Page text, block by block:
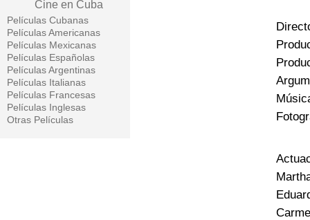
Cine en Cuba
Películas Cubanas
Películas Americanas
Películas Mexicanas
Películas Españolas
Películas Argentinas
Películas Italianas
Películas Francesas
Películas Inglesas
Otras Películas